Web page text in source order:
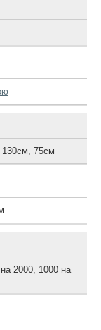
130см 75см
2000 1000 на